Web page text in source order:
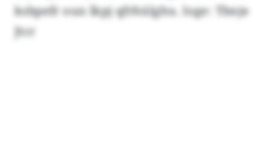
ksbpefr oun lkpj qfrhülghu. Ioge: Tbnje
Jtcr